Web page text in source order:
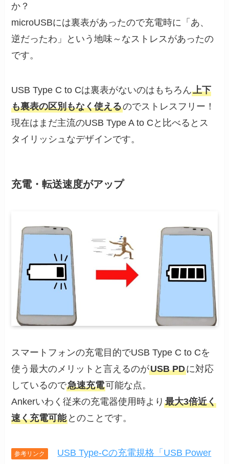
か？
microUSBには裏表があったので充電時に「あ、
逆だったわ」という地味～なストレスがあったの
です。
USB Type C to Cは裏表がないのはもちろん上下
も裏表の区別もなく使えるのでストレスフリー！
現在はまだ主流のUSB Type A to Cと比べるとス
タイリッシュなデザインです。
充電・転送速度がアップ
スマートフォンの充電目的でUSB Type C to Cを
使う最大のメリットと言えるのがUSB PDに対応
しているので急速充電可能な点。
Ankerいわく従来の充電器使用時より最大3倍近く
速く充電可能 とのことです。
参考リンク USB Type-Cの充電規格「USB Power